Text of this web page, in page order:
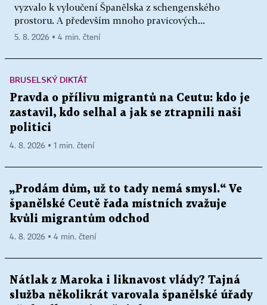
vyzvalo k vyloučení Španělska z schengenského
prostoru. A především mnoho pravicových...
5. 8. 2026 ▪ 4 min. čtení
BRUSELSKÝ DIKTÁT
Pravda o přílivu migrantů na Ceutu: kdo je
zastavil, kdo selhal a jak se ztrapnili naši
politici
4. 8. 2026 ▪ 1 min. čtení
„Prodám dům, už to tady nemá smysl.“ Ve
španělské Ceutě řada místních zvažuje
kvůli migrantům odchod
4. 8. 2026 ▪ 4 min. čtení
Nátlak z Maroka i liknavost vlády? Tajná
služba několikrát varovala španělské úřady